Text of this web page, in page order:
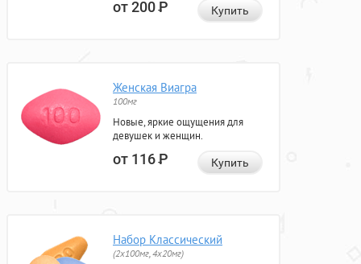
от 200Р Купить
Женская Виагра
100мг
Новые, яркие ощущения для
девушек и женщин.
от 116Р Купить
Набор Классический
(2x100мг, 4x20мг)